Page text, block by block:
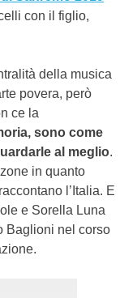
con il figlio,
della musica
povera, però
ce la
sono come
al meglio.
in quanto
l’Italia. E
e Sorella Luna
Baglioni nel corso